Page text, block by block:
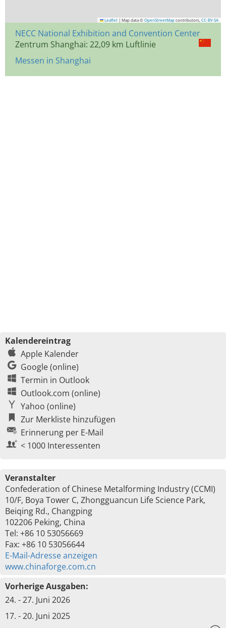
Leaflet | Map data © OpenStreetMap contributors, CC-BY-SA
NECC National Exhibition and Convention Center
Zentrum Shanghai: 22,09 km Luftlinie
Messen in Shanghai
Kalendereintrag
Apple Kalender
Google (online)
Termin in Outlook
Outlook.com (online)
Yahoo (online)
Zur Merkliste hinzufügen
Erinnerung per E-Mail
< 1000 Interessenten
Veranstalter
Confederation of Chinese Metalforming Industry (CCMI)
10/F, Boya Tower C, Zhongguancun Life Science Park,
Beiqing Rd., Changping
102206 Peking, China
Tel: +86 10 53056669
Fax: +86 10 53056644
E-Mail-Adresse anzeigen
www.chinaforge.com.cn
Vorherige Ausgaben:
24. - 27. Juni 2026
17. - 20. Juni 2025